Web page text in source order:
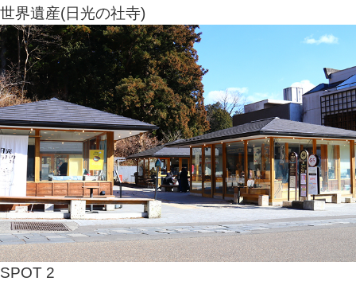
世界遺産(日光の社寺)
SPOT 2